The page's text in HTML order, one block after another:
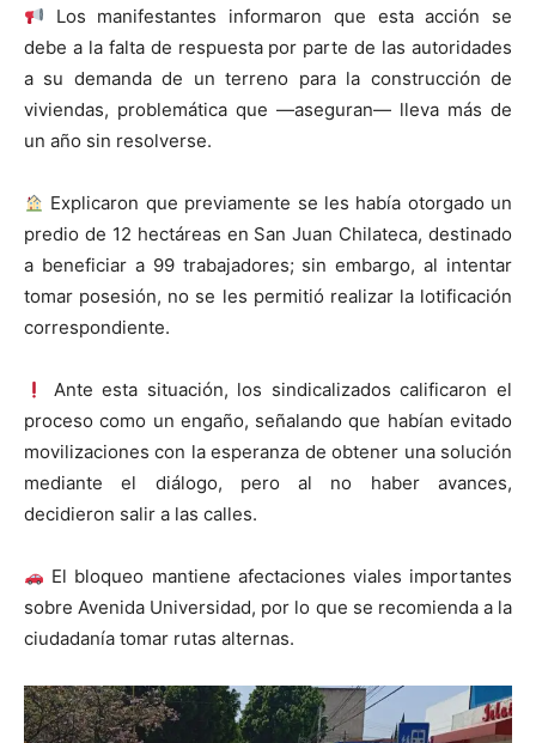
Los manifestantes informaron que esta acción se
debe a la falta de respuesta por parte de las autoridades
a su demanda de un terreno para la construcción de
viviendas, problemática que —aseguran— lleva más de
un año sin resolverse.
Explicaron que previamente se les había otorgado un
predio de 12 hectáreas en San Juan Chilateca, destinado
a beneficiar a 99 trabajadores; sin embargo, al intentar
tomar posesión, no se les permitió realizar la lotificación
correspondiente.
Ante esta situación, los sindicalizados calificaron el
proceso como un engaño, señalando que habían evitado
movilizaciones con la esperanza de obtener una solución
mediante el diálogo, pero al no haber avances,
decidieron salir a las calles.
El bloqueo mantiene afectaciones viales importantes
sobre Avenida Universidad, por lo que se recomienda a la
ciudadanía tomar rutas alternas.